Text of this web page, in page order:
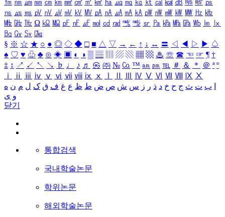
㎙ ㎚ ㎛ ㎜ ㎝ ㎞ ㎟ ㎠ ㎡ ㎢ ㏊ ㎍ ㎎ ㎏ ㏏ ㎈ ㎉ ㏈ ㎧ ㎨ ㎰
㎱ ㎲ ㎳ ㎴ ㎵ ㎶ ㎷ ㎸ ㎹ ㎀ ㎁ ㎂ ㎃ ㎄ ㎺ ㎻ ㎽ ㎾ ㎿ ㎐ ㎑
㎒ ㎓ ㎔ Ω ㏀ ㏁ ㎊ ㎋ ㎌ ㏖ ㏅ ㎭ ㎮ ㎯ ㏛ ㎩ ㎪ ㎫ ㎬ ㏝ ㏐
㏓
㏃ ㏉ ㏜ ㏆
§ ※ ☆ ★ ○ ● ◎ ◇ ◆ □ ■ △ ▽ → ← ↑ ↓ ↔ 〓 ◁ ◀ ▷ ▶ ♤
♠ ♡ ♥ ♧ ♣ ⊙ ◈ ▣ ◐ ◑ ▒ ▤ ▨ ▧ ▦ ▩ ♨ ☏ ☎ ☜ ☞ ¶ †
‡ ↕ ↗ ↙ ↖ ↘ ♭ ♩ ♪ ♬ ㉿ ㈜ № ㏇ ™ ㏂ ㏘ ℡ ＃ ＆ ＊ ＠ ª º
ⅰ
ⅱ ⅲ ⅳ ⅴ ⅵ ⅶ ⅷ ⅸ ⅹ Ⅳ Ⅴ Ⅵ Ⅶ Ⅷ Ⅸ Ⅹ
ب ت ث ج ح خ د ذ ر ز س ش ص ض ط ظ ع غ ف ق ک ل م ن ه
و ی
닫기
통합검색
국내학술논문
학위논문
해외학술논문